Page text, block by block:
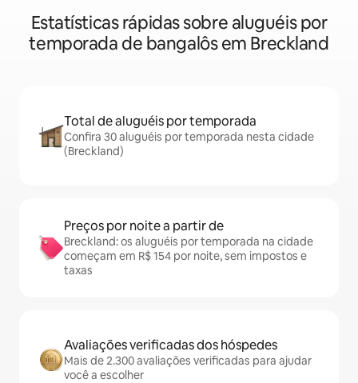
Estatísticas rápidas sobre aluguéis por
temporada de bangalôs em Breckland
Total de aluguéis por temporada
Confira 30 aluguéis por temporada nesta cidade
(Breckland)
Preços por noite a partir de
Breckland: os aluguéis por temporada na cidade
começam em R$ 154 por noite, sem impostos e
taxas
Avaliações verificadas dos hóspedes
Mais de 2.300 avaliações verificadas para ajudar
você a escolher